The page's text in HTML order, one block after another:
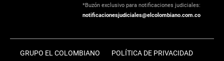
*Buzón exclusivo para notificaciones judiciales:
notificacionesjudiciales@elcolombiano.com.co
GRUPO EL COLOMBIANO POLÍTICA DE PRIVACIDAD